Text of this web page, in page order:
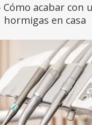
Cómo acabar con
hormigas en casa